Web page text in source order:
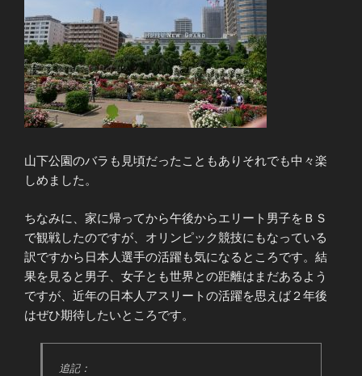
山下公園のバラも見頃だったこともありそれでも中々楽
しめました。
ちなみに、家に帰ってから午後からエリート男子をＢＳ
で観戦したのですが、オリンピック競技にもなっている
訳ですから日本人選手の活躍も気になるところです。結
果を見ると男子、女子とも世界との距離はまだあるよう
ですが、近年の日本人アスリートの活躍を思えば２年後
はぜひ期待したいところです。
追記：